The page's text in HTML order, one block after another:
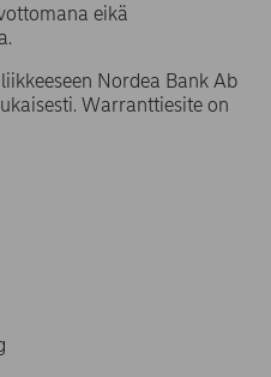
eikä
Nordea Bank Ab
Warranttiesite on